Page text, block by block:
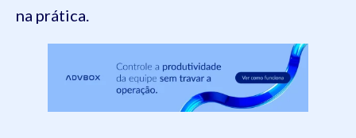
na prática.